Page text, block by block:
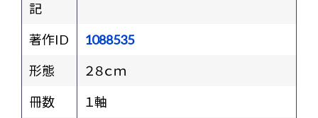
記
著作ID
1088535
形態
２８ｃｍ
冊数
１軸